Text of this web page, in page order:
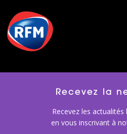
Recevez la
Recevez les actualités
en vous inscrivant à